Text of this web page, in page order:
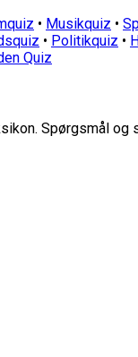
• Musikquiz •
• Politikquiz •
Quiz
Spørgsmål